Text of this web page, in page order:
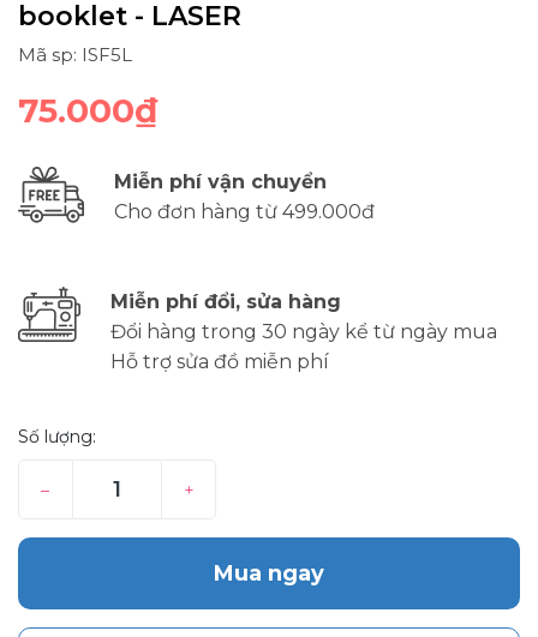
booklet - LASER
Mã sp: ISF5L
75.000₫
Miễn phí vận chuyển
Cho đơn hàng từ 499.000đ
Miễn phí đổi, sửa hàng
Đổi hàng trong 30 ngày kể từ ngày mua
Hỗ trợ sửa đồ miễn phí
Số lượng:
– +
Mua ngay